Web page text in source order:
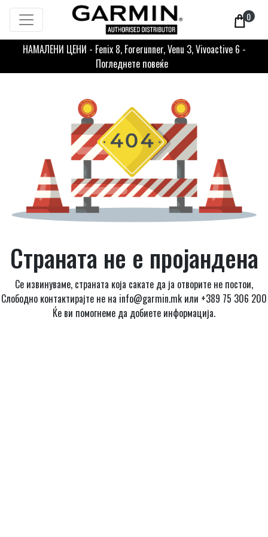
0
НАМАЛЕНИ ЦЕНИ - Fenix 8, Forerunner, Venu 3, Vivoactive 6 -
Погледнете повеќе
Страната не е пројандена
Се извинуваме, страната која сакате да ја отворите не постои,
Слободно контактирајте не на info@garmin.mk или +389 75 306 200
Ќе ви помогнеме да добиете информација.